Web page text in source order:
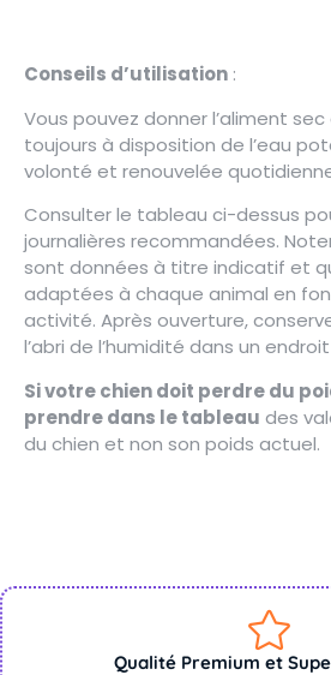
Conseils d’utilisation :
Vous pouvez donner l’aliment
toujours à disposition de l’eau
volonté et renouvelée
Consulter le tableau ci-dessus
journalières recommandées.
sont données à titre indicatif et
adaptées à chaque animal en
activité. Après ouverture,
l’abri de l’humidité dans un
Si votre chien doit perdre du
prendre dans le tableau des
du chien et non son poids actuel.
Qualité Premium et